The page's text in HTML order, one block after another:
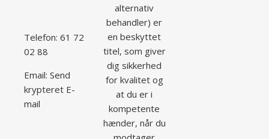
Telefon: 61 72
02 88
Email: Send
krypteret E-
mail
alternativ
behandler) er
en beskyttet
titel, som giver
dig sikkerhed
for kvalitet og
at du er i
kompetente
hænder, når du